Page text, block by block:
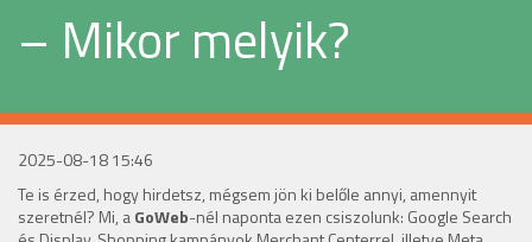
– Mikor melyik?
2025-08-18 15:46
Te is érzed, hogy hirdetsz, mégsem jön ki belőle annyi, amennyit
szeretnél? Mi, aGoWeb-nél naponta ezen csiszolunk: Google Search